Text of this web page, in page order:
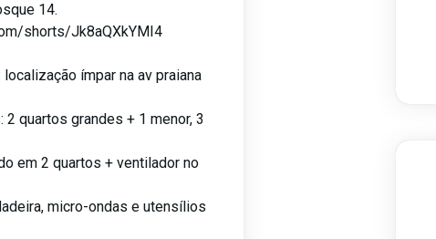
14.
shorts/Jk8aQXkYMI4
ímpar na av praiana
quartos grandes + 1 menor, 3
em 2 quartos + ventilador no
micro-ondas e utensílios